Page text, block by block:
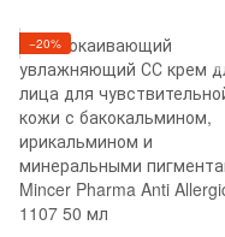
ирикальмином и маслом чиа
Mincer Pharma Anti Allergic
1102 50 мл
−20%